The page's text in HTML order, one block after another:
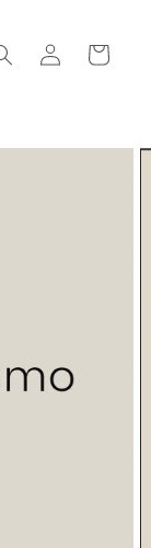
sesión
Carrito